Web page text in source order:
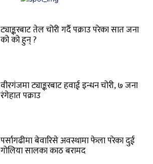
ट्याङ्करबाट तेल चोरी गर्दै पक्राउ परेका सात जना
को को हुन् ?
वीरगंजमा ट्याङ्करबाट हवाई इन्धन चोरी, ७ जना
रंगेहात पक्राउ
पर्सागढीमा बेवारिसे अवस्थामा फेला परेका दुई
गोलिया सालका काठ बरामद